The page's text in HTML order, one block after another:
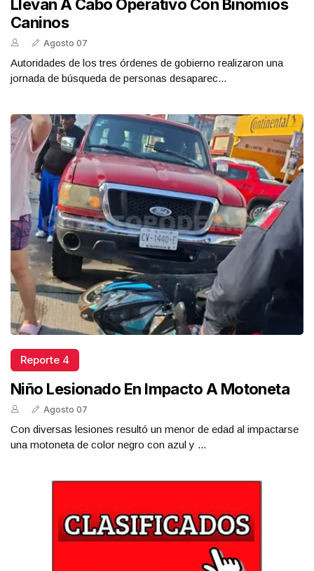
Llevan A Cabo Operativo Con Binomios
Caninos
Agosto 07
Autoridades de los tres órdenes de gobierno realizaron una
jornada de búsqueda de personas desaparec...
Reporte 4
Niño Lesionado En Impacto A Motoneta
Agosto 07
Con diversas lesiones resultó un menor de edad al impactarse
una motoneta de color negro con azul y ...